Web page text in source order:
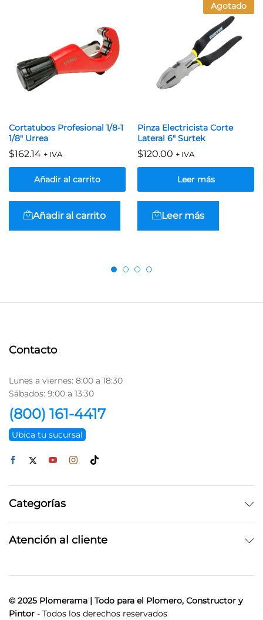
Cortatubos Profesional 1/8-1
1/8″ Urrea
$162.14 + IVA
Añadir al carrito
Añadir al carrito
Agotado
Pinza Electricista Corte
Lateral 6″ Surtek
$120.00 + IVA
Leer más
Leer más
Contacto
Lunes a viernes: 8:00 a 18:30
Sábados: 9:00 a 13:30
(800) 161-4417
Ubica tu sucursal
Categorías
Atención al cliente
© 2025 Plomerama | Todo para el Plomero, Constructor y
Pintor - Todos los derechos reservados